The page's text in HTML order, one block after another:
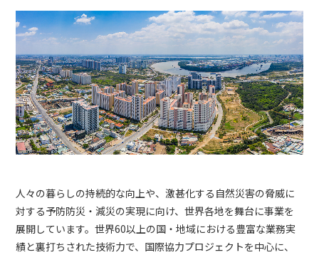
人々の暮らしの持続的な向上や、激甚化する自然災害の脅威に
対する予防防災・減災の実現に向け、世界各地を舞台に事業を
展開しています。世界60以上の国・地域における豊富な業務実
績と裏打ちされた技術力で、国際協力プロジェクトを中心に、